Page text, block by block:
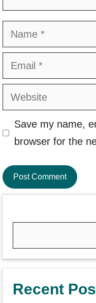
Name
Email
Website
Save my name,
browser for the
Recent